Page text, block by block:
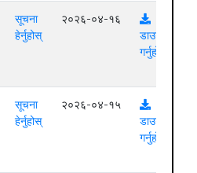
सूचना
हेर्नुहोस्
२०२६-०४-१६
डाउनलोड
गर्नुहोस्
सूचना
हेर्नुहोस्
२०२६-०४-१५
डाउनलोड
गर्नुहोस्